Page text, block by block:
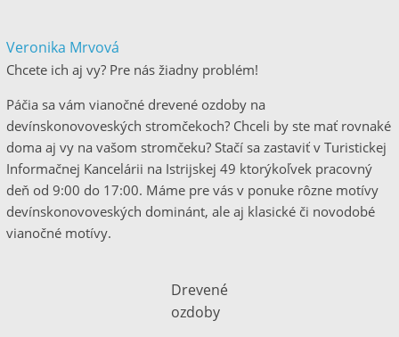
Veronika Mrvová
Chcete ich aj vy? Pre nás žiadny problém!
Páčia sa vám vianočné drevené ozdoby na
devínskonovoveských stromčekoch? Chceli by ste mať rovnaké
doma aj vy na vašom stromčeku? Stačí sa zastaviť v Turistickej
Informačnej Kancelárii na Istrijskej 49 ktorýkoľvek pracovný
deň od 9:00 do 17:00. Máme pre vás v ponuke rôzne motívy
devínskonovoveských dominánt, ale aj klasické či novodobé
vianočné motívy.
Drevené
ozdoby